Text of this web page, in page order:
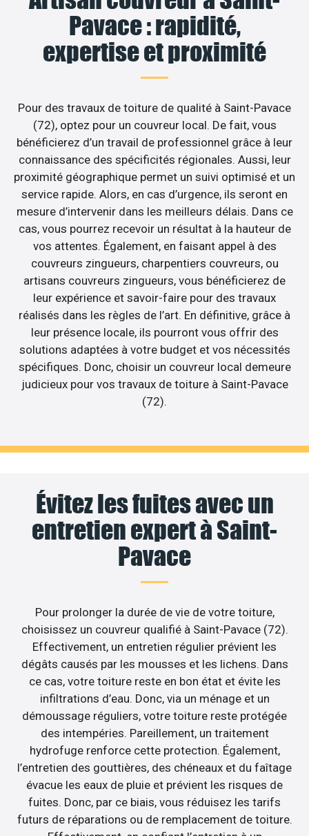
Pavace : rapidité,
expertise et proximité
Pour des travaux de toiture de qualité à Saint-Pavace
(72), optez pour un couvreur local. De fait, vous
bénéficierez d’un travail de professionnel grâce à leur
connaissance des spécificités régionales. Aussi, leur
proximité géographique permet un suivi optimisé et un
service rapide. Alors, en cas d’urgence, ils seront en
mesure d’intervenir dans les meilleurs délais. Dans ce
cas, vous pourrez recevoir un résultat à la hauteur de
vos attentes. Également, en faisant appel à des
couvreurs zingueurs, charpentiers couvreurs, ou
artisans couvreurs zingueurs, vous bénéficierez de
leur expérience et savoir-faire pour des travaux
réalisés dans les règles de l’art. En définitive, grâce à
leur présence locale, ils pourront vous offrir des
solutions adaptées à votre budget et vos nécessités
spécifiques. Donc, choisir un couvreur local demeure
judicieux pour vos travaux de toiture à Saint-Pavace
(72).
Évitez les fuites avec un
entretien expert à Saint-
Pavace
Pour prolonger la durée de vie de votre toiture,
choisissez un couvreur qualifié à Saint-Pavace (72).
Effectivement, un entretien régulier prévient les
dégâts causés par les mousses et les lichens. Dans
ce cas, votre toiture reste en bon état et évite les
infiltrations d’eau. Donc, via un ménage et un
démoussage réguliers, votre toiture reste protégée
des intempéries. Pareillement, un traitement
hydrofuge renforce cette protection. Également,
l’entretien des gouttières, des chéneaux et du faîtage
évacue les eaux de pluie et prévient les risques de
fuites. Donc, par ce biais, vous réduisez les tarifs
futurs de réparations ou de remplacement de toiture.